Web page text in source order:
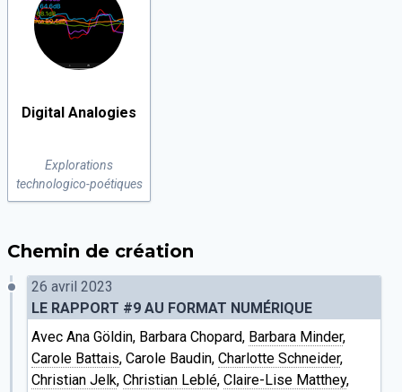
Digital Analogies
Explorations
technologico-poétiques
Chemin de création
26 avril 2023
LE RAPPORT #9 AU FORMAT NUMÉRIQUE
Avec Ana Göldin, Barbara Chopard, Barbara Minder,
Carole Battais, Carole Baudin, Charlotte Schneider,
Christian Jelk, Christian Leblé, Claire-Lise Matthey,